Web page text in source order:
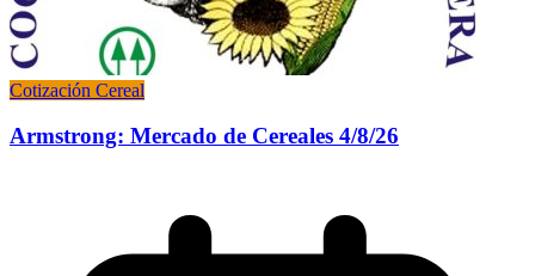
Cotización Cereal
Armstrong: Mercado de Cereales 4/8/26